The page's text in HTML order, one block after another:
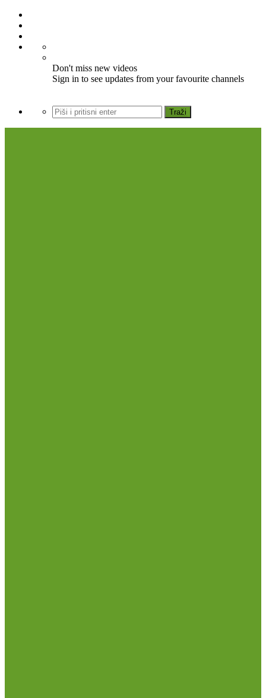
Don't miss new videos
Sign in to see updates from your favourite channels